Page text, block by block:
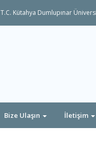
T.C. Kütahya Dumlupınar
Bize Ulaşın İletişim